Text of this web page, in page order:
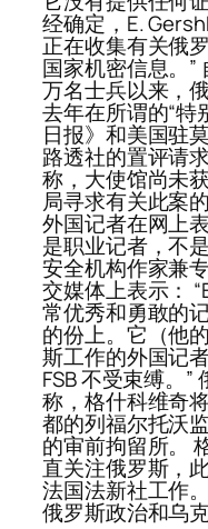
经确定，E.
正在收集有关俄​​
国家机密信息。”
万名士兵以来，
去年在所谓的“特
日报》和美国驻
路透社的置评请
称，大使馆尚未
局寻求有关此案
外国记者在网上
是职业记者，不
安全机构作家兼
交媒体上表示：
常优秀和勇敢的
的份上。它（他
斯工作的外国记
FSB 不受束缚。
称，格什科维奇
都的列福尔托沃
的审前拘留所。
直关注俄罗斯，
法国法新社工作
俄罗斯政治和乌克